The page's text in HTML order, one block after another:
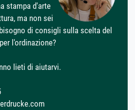
stampa d'arte
ma non sei
di consigli sulla scelta del
l'ordinazione?
lieti di aiutarvi.